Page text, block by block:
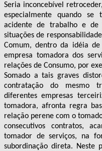
Seria inconcebível
especialmente quando
acidente de trabalho e de
situações de
Comum, dentro da idéia
empresa tomadora dos
relações de Consumo, por
Somado a tais graves
contratação do mesmo
diferentes empresas
tomadora, afronta regra
relação perene com o
consecutivos contratos,
tomador de serviços, na
subordinação direta. Neste